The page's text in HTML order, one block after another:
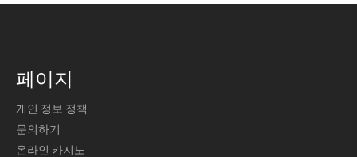
페이지
개인 정보 정책
문의하기
온라인 카지노